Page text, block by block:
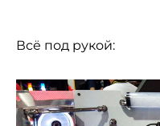
Всё под рукой: